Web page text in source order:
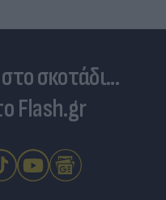
σκοτάδι...
Flash.gr